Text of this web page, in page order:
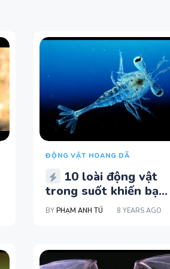
ĐỘNG VẬT HOANG DÃ
10 loài động vật
trong suốt khiến bạ...
BYPHẠM ANH TÚ 8 YEARS AGO